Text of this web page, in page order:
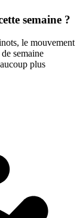
semaine ?
le mouvement
semaine
plus